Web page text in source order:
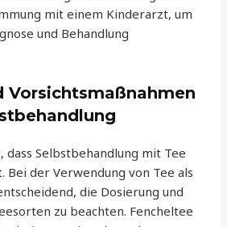
mit einem Kinderarzt, um
und Behandlung
Vorsichtsmaßnahmen
dass Selbstbehandlung mit Tee
Bei der Verwendung von Tee als
die Dosierung und
zu beachten. Fencheltee